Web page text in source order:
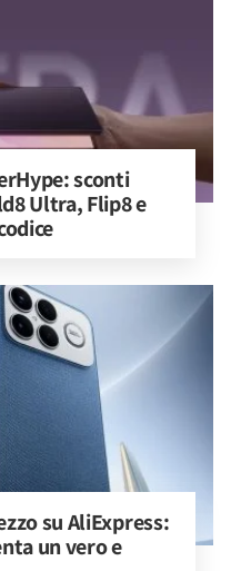
sconti
Ultra, Flip8 e
su AliExpress:
un vero e